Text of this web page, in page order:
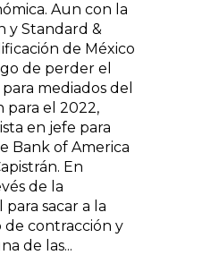
Aun con la
y Standard &
de México
de perder el
mediados del
para el 2022,
en jefe para
Bank of America
En
de la
sacar a la
contracción y
de las...